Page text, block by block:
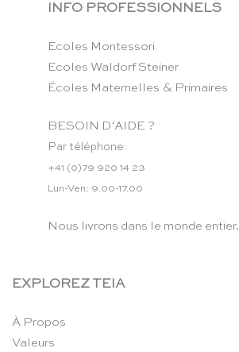
INFO PROFESSIONNELS
Ecoles Montessori
Ecoles Waldorf Steiner
Écoles Maternelles & Primaires
BESOIN D’AIDE ?
Par téléphone:
+41 (0)79 920 14 23
Lun-Ven: 9.00-17.00
Nous livrons dans le monde entier.
EXPLOREZ TEIA
À Propos
Valeurs